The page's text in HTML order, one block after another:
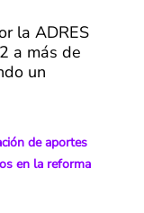
la ADRES
a más de
un
de aportes
en la reforma